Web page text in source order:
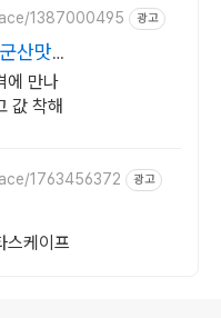
1387000495 광고
산맛집
에 만나
값 착해
1763456372 광고
스케이프